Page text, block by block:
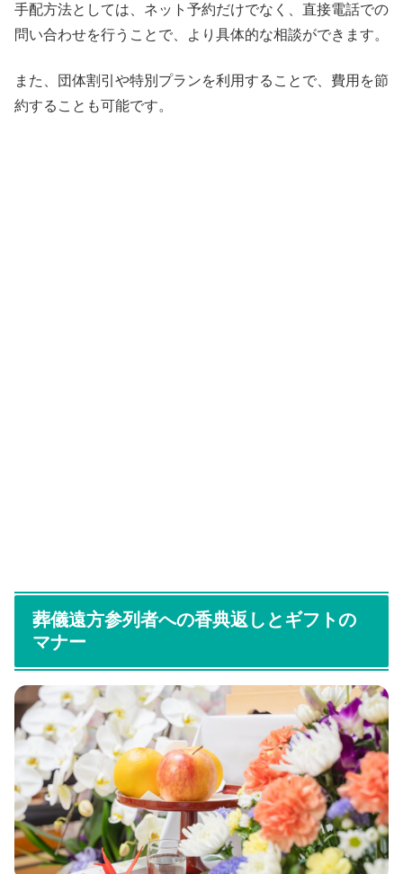
手配方法としては、ネット予約だけでなく、直接電話での
問い合わせを行うことで、より具体的な相談ができます。
また、団体割引や特別プランを利用することで、費用を節
約することも可能です。
葬儀遠方参列者への香典返しとギフトの
マナー